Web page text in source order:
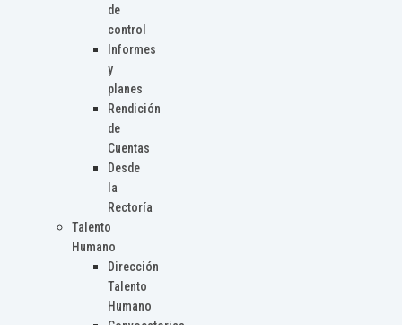
de
control
Informes
y
planes
Rendición
de
Cuentas
Desde
la
Rectoría
Talento
Humano
Dirección
Talento
Humano